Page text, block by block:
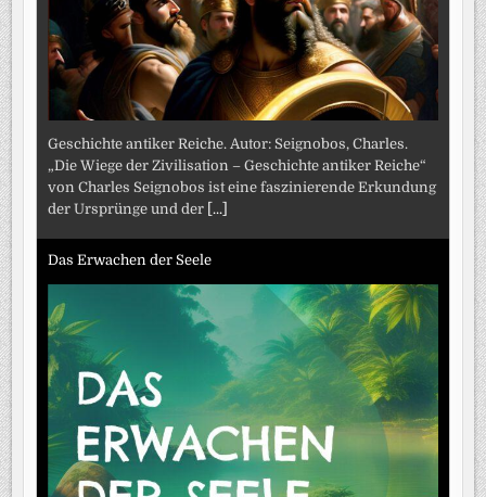
Geschichte antiker Reiche. Autor: Seignobos, Charles.
„Die Wiege der Zivilisation – Geschichte antiker Reiche“
von Charles Seignobos ist eine faszinierende Erkundung
der Ursprünge und der [...]
Das Erwachen der Seele